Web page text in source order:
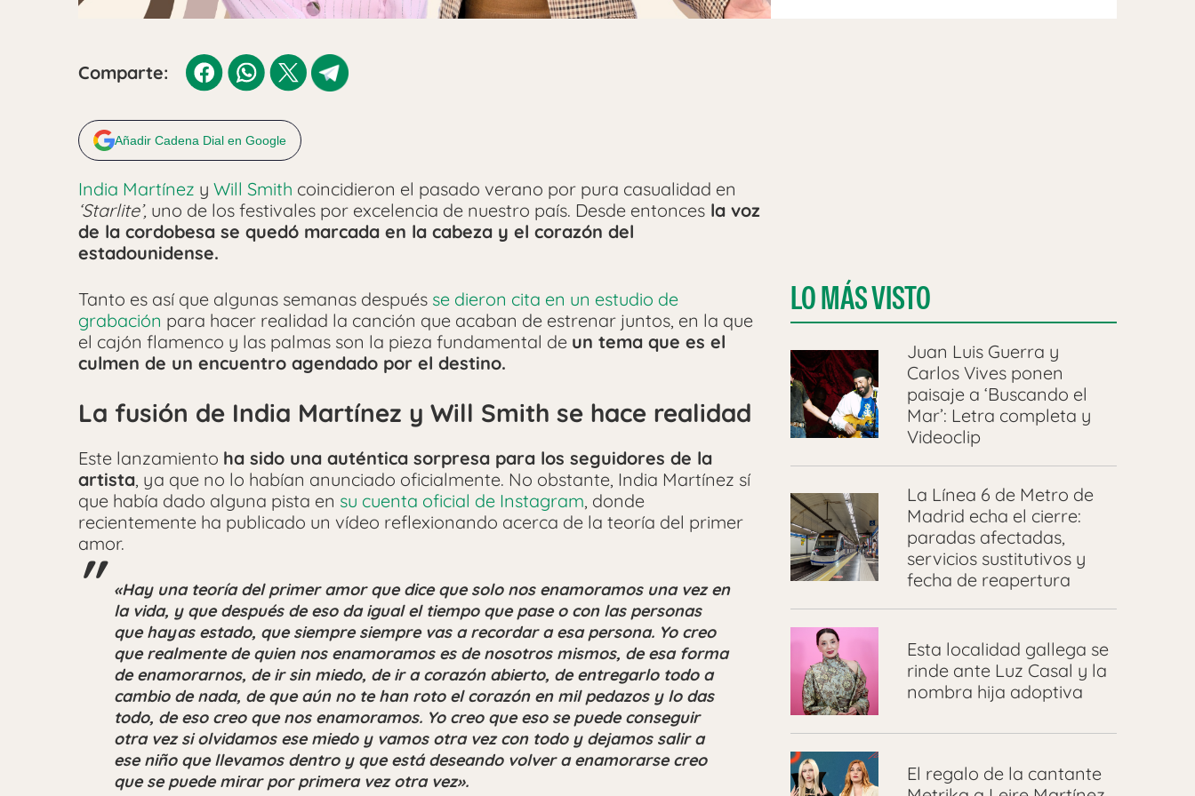
Comparte:
Añadir Cadena Dial en Google
India Martínez y Will Smith coincidieron el pasado verano por pura casualidad en
‘Starlite’, uno de los festivales por excelencia de nuestro país. Desde entonces la voz
de la cordobesa se quedó marcada en la cabeza y el corazón del
estadounidense.
Tanto es así que algunas semanas después se dieron cita en un estudio de
grabación para hacer realidad la canción que acaban de estrenar juntos, en la que
el cajón flamenco y las palmas son la pieza fundamental de un tema que es el
culmen de un encuentro agendado por el destino.
La fusión de India Martínez y Will Smith se hace realidad
Este lanzamiento ha sido una auténtica sorpresa para los seguidores de la
artista, ya que no lo habían anunciado oficialmente. No obstante, India Martínez sí
que había dado alguna pista en su cuenta oficial de Instagram, donde
recientemente ha publicado un vídeo reflexionando acerca de la teoría del primer
amor.
«Hay una teoría del primer amor que dice que solo nos enamoramos una vez en
la vida, y que después de eso da igual el tiempo que pase o con las personas
que hayas estado, que siempre siempre vas a recordar a esa persona. Yo creo
que realmente de quien nos enamoramos es de nosotros mismos, de esa forma
de enamorarnos, de ir sin miedo, de ir a corazón abierto, de entregarlo todo a
cambio de nada, de que aún no te han roto el corazón en mil pedazos y lo das
todo, de eso creo que nos enamoramos. Yo creo que eso se puede conseguir
otra vez si olvidamos ese miedo y vamos otra vez con todo y dejamos salir a
ese niño que llevamos dentro y que está deseando volver a enamorarse creo
que se puede mirar por primera vez otra vez».
LO MÁS VISTO
Juan Luis Guerra y
Carlos Vives ponen
paisaje a ‘Buscando el
Mar’: Letra completa y
Videoclip
La Línea 6 de Metro de
Madrid echa el cierre:
paradas afectadas,
servicios sustitutivos y
fecha de reapertura
Esta localidad gallega se
rinde ante Luz Casal y la
nombra hija adoptiva
El regalo de la cantante